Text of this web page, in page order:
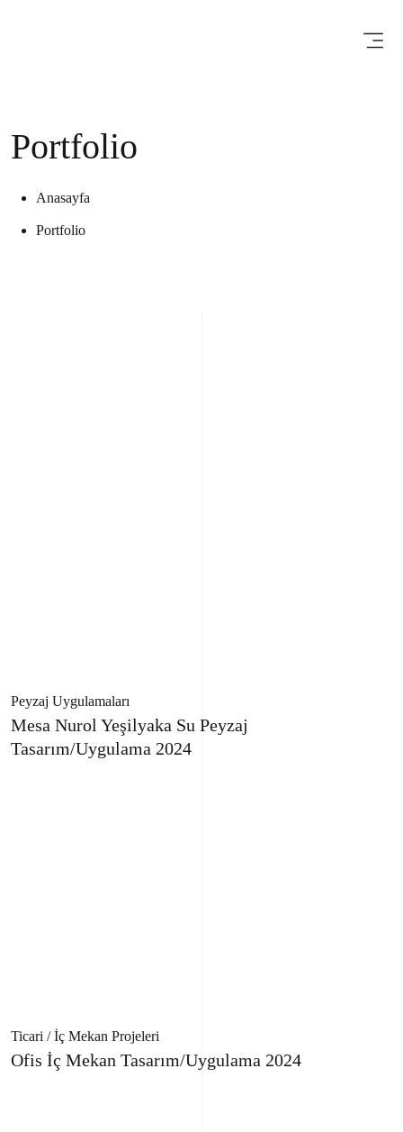
Portfolio
Anasayfa
Portfolio
Peyzaj Uygulamaları
Mesa Nurol Yeşilyaka Su Peyzaj
Tasarım/Uygulama 2024
Ticari / İç Mekan Projeleri
Ofis İç Mekan Tasarım/Uygulama 2024